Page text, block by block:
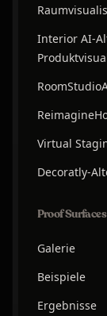
Interior AI-
Virtual
Decoratly-
Proof Surfaces
Galerie
Beispiele
Ergebnisse